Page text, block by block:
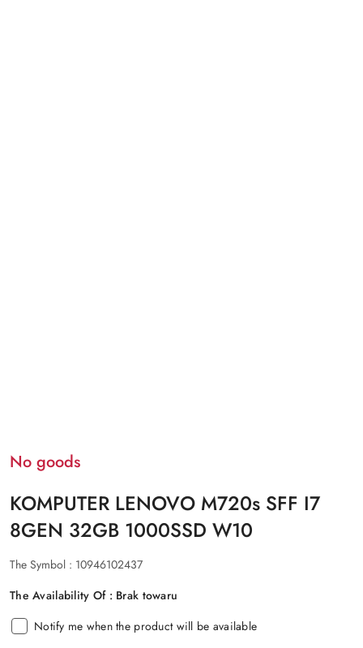
No goods
KOMPUTER LENOVO M720s SFF I7
8GEN 32GB 1000SSD W10
The Symbol : 10946102437
The Availability Of : Brak towaru
Notify me when the product will be available